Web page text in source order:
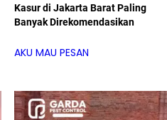
Kasur di Jakarta Barat Paling
Banyak Direkomendasikan
AKU MAU PESAN